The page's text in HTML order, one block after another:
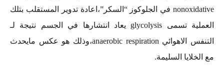
nonoxidative في الجلوكوز “السكر”،اعادة تدوير المستقلب بتلك
العملية تسمى glycolysis يعاد انتشارها في الجسم نتيجة لـ
التنفس الاهوائي anaerobic respiration،وذلك هو عكس مايحدث
مع الخلايا السليمة.